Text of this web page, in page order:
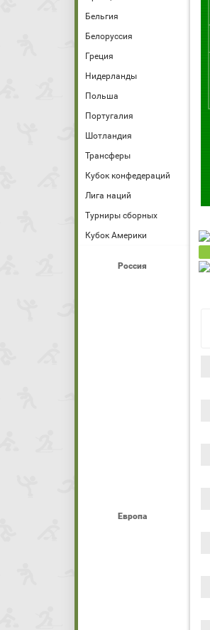
Бельгия
Белоруссия
Греция
Нидерланды
Польша
Португалия
Шотландия
Трансферы
Кубок конфедераций
Лига наций
Турниры сборных
Кубок Америки
Россия
Европа